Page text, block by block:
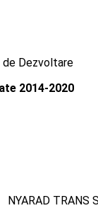
de Dezvoltare
2014-2020
NYARAD TRANS